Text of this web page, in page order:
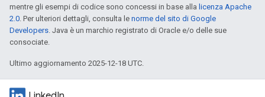
mentre gli esempi di codice sono concessi in base alla licenza Apache
2.0. Per ulteriori dettagli, consulta le norme del sito di Google
Developers. Java è un marchio registrato di Oracle e/o delle sue
consociate.
Ultimo aggiornamento 2025-12-18 UTC.